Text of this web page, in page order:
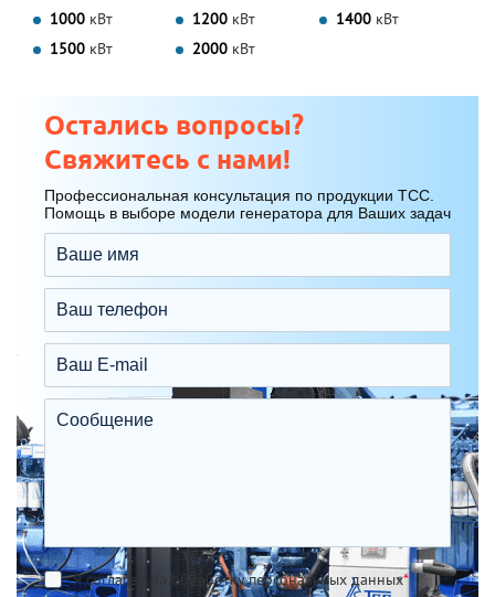
1000 кВт 1200 кВт 1400 кВт
1500 кВт 2000 кВт
Остались вопросы?
Свяжитесь с нами!
Профессиональная консультация по продукции ТСС.
Помощь в выборе модели генератора для Ваших задач
Я согласен на обработку персональных данных*